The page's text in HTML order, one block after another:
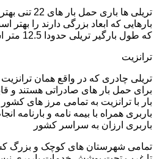
تریلی ها باری
بارهایی که ابعاد بزرگی دارند را بهتر
که طول بارگیر تریلی حدودا 12.5 متر است.
ترانزیت
تریلی چادری که در واقع همان
برای حمل بار های صادراتی هستند و
بار با ترانزیت به تمامی مرز های کشور
باربری همراه با بیمه نامه و بارنامه
باربری ارزان به سراسر کشور
تمامی شهرستان های کوچک و بزرگ